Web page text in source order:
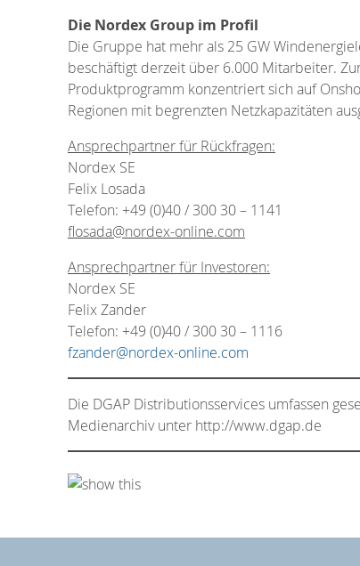
Die Nordex Group im Profil
Die Gruppe hat mehr als 25 GW
beschäftigt derzeit über 6.000 Mitarbeiter.
Produktprogramm konzentriert sich auf
Regionen mit begrenzten Netzkapazitäten
Ansprechpartner für Rückfragen:
Nordex SE
Felix Losada
Telefon: +49 (0)40 / 300 30 – 1141
flosada@nordex-online.com
Ansprechpartner für Investoren:
Nordex SE
Felix Zander
Telefon: +49 (0)40 / 300 30 – 1116
fzander@nordex-online.com
Die DGAP Distributionsservices umfassen
Medienarchiv unter http://www.dgap.de